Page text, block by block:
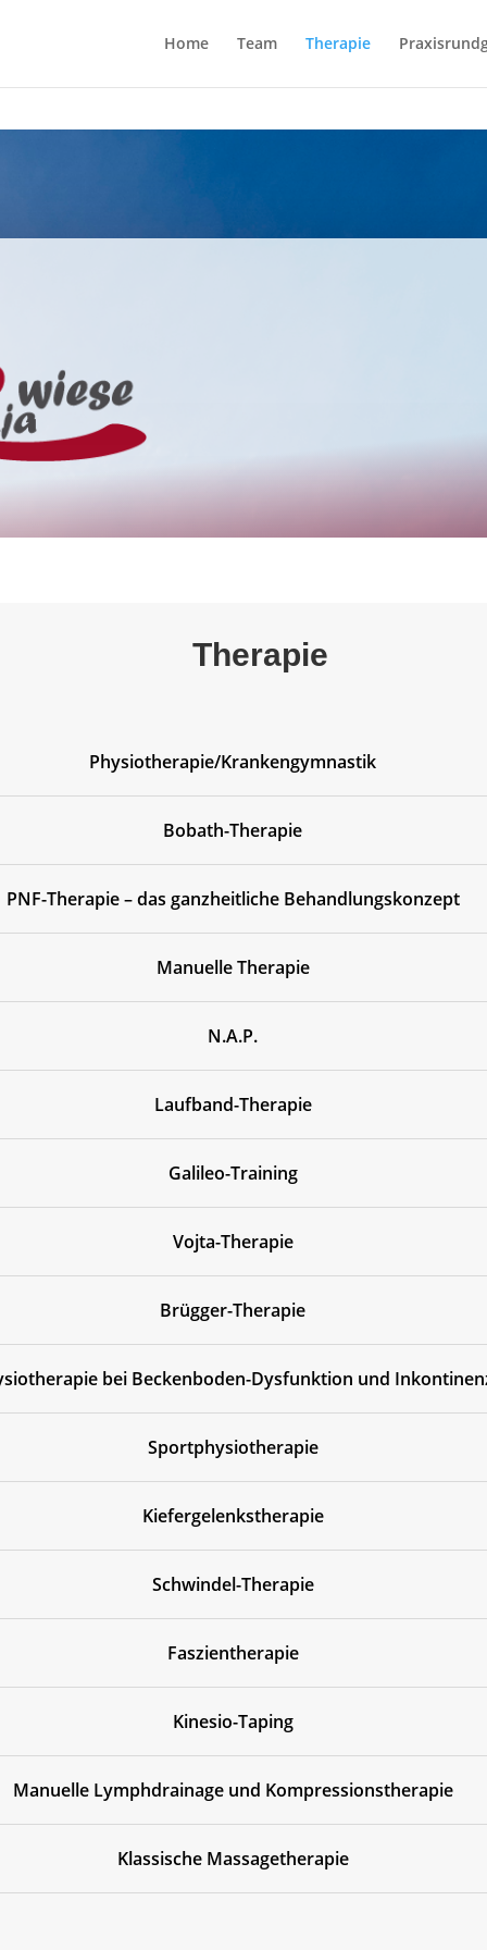
Home Team Therapie
Therapie
Physiotherapie/Krankengymnastik
Bobath-Therapie
PNF-Therapie – das ganzheitliche Behandlungskonzept
Manuelle Therapie
N.A.P.
Laufband-Therapie
Galileo-Training
Vojta-Therapie
Brügger-Therapie
bei Beckenboden-Dysfunktion und
Sportphysiotherapie
Kiefergelenkstherapie
Schwindel-Therapie
Faszientherapie
Kinesio-Taping
Manuelle Lymphdrainage und Kompressionstherapie
Klassische Massagetherapie